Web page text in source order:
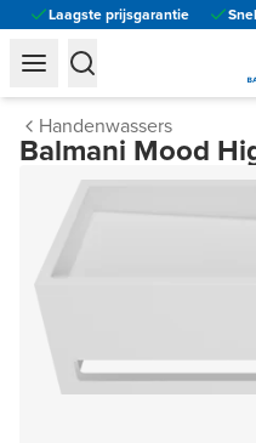
Laagste prijsgarantie
Handenwassers
Balmani Mood